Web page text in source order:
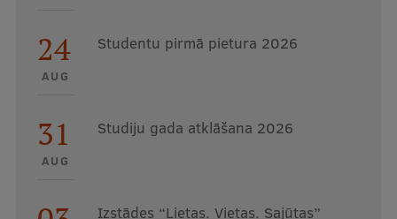
24
AUG
Studentu pirmā pietura 2026
31
AUG
Studiju gada atklāšana 2026
Izstādes “Lietas. Vietas. Sajūtas”